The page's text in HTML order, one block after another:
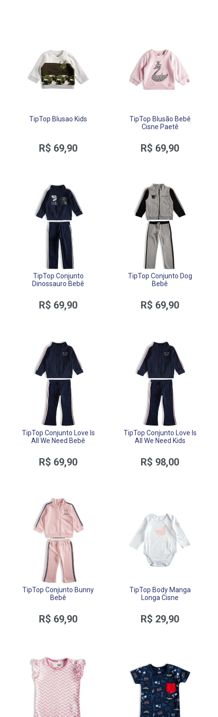
TipTop Blusao Kids
R$ 69,90
TipTop Blusão Bebê
Cisne Paetê
R$ 69,90
TipTop Conjunto
Dinossauro Bebê
R$ 69,90
TipTop Conjunto Dog
Bebê
R$ 69,90
TipTop Conjunto Love Is
All We Need Bebê
R$ 69,90
TipTop Conjunto Love Is
All We Need Kids
R$ 98,00
TipTop Conjunto Bunny
Bebê
R$ 69,90
TipTop Body Manga
Longa Cisne
R$ 29,90